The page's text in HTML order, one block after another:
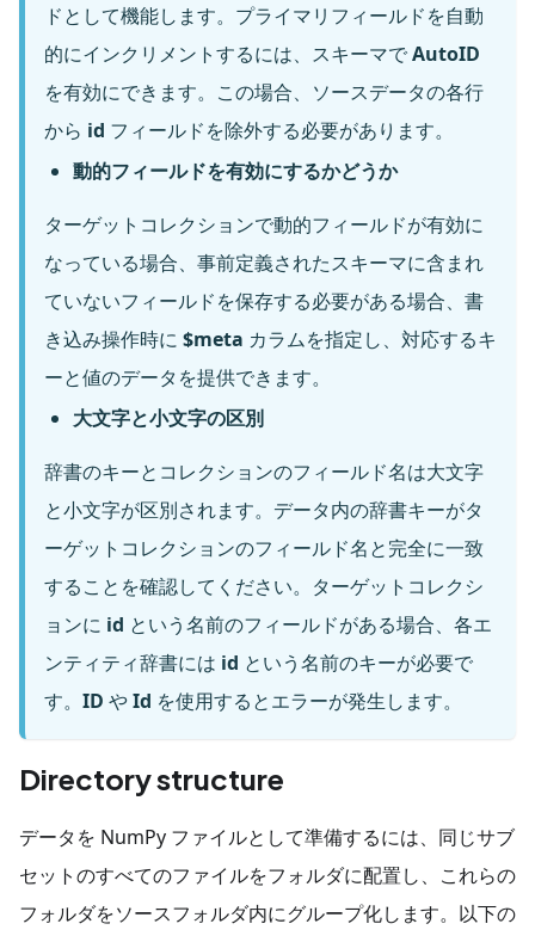
ドとして機能します。プライマリフィールドを自動
的にインクリメントするには、スキーマでAutoID
を有効にできます。この場合、ソースデータの各行
から id フィールドを除外する必要があります。
動的フィールドを有効にするかどうか
ターゲットコレクションで動的フィールドが有効に
なっている場合、事前定義されたスキーマに含まれ
ていないフィールドを保存する必要がある場合、書
き込み操作時に $meta カラムを指定し、対応するキ
ーと値のデータを提供できます。
大文字と小文字の区別
辞書のキーとコレクションのフィールド名は大文字
と小文字が区別されます。データ内の辞書キーがタ
ーゲットコレクションのフィールド名と完全に一致
することを確認してください。ターゲットコレクシ
ョンに id という名前のフィールドがある場合、各エ
ンティティ辞書には id という名前のキーが必要で
す。 ID やId を使用するとエラーが発生します。
Directory structure
データを NumPy ファイルとして準備するには、同じサブ
セットのすべてのファイルをフォルダに配置し、これらの
フォルダをソースフォルダ内にグループ化します。以下の